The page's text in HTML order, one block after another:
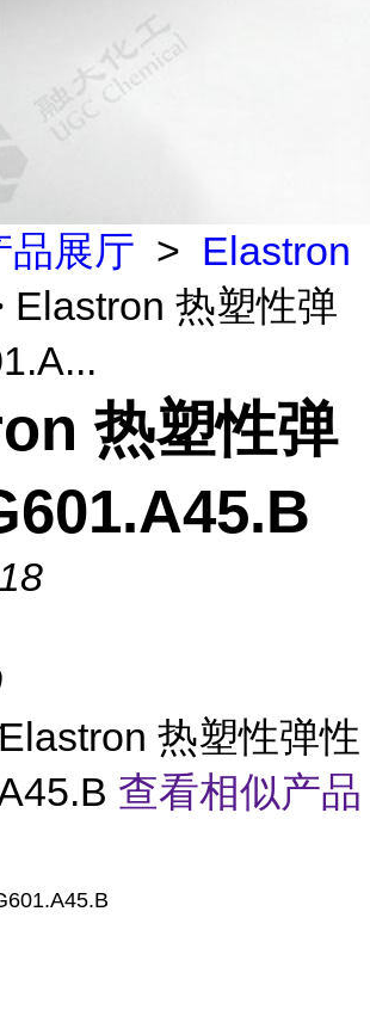
品展厅 > Elastron
Elastron 热塑性弹
热塑性弹
热塑性弹性
查看相似产品